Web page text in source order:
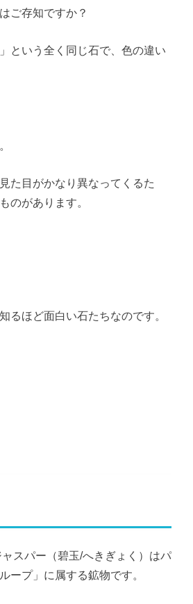
ご存知ですか？
という全く同じ石で、色の違い
た目がかなり異なってくるた
のがあります。
るほど面白い石たちなのです。
スパー（碧玉/へきぎょく）はパ
ープ」に属する鉱物です。